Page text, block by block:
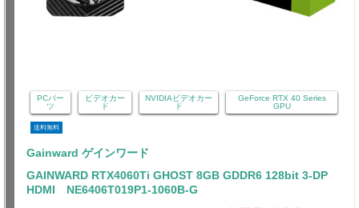
PCパー
ツ
ビデオカー
ド
NVIDIAビデオカー
ド
GeForce RTX 40 Series
GPU
送料無料
Gainward ゲインワード
GAINWARD RTX4060Ti GHOST 8GB GDDR6 128bit 3-DP
HDMI NE6406T019P1-1060B-G